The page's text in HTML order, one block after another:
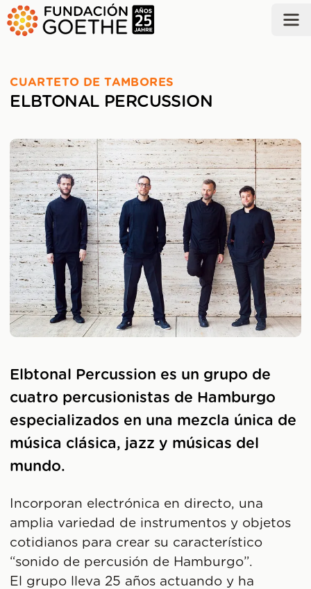
SALTAR AL CONTENIDO PRINCIPAL
CUARTETO DE TAMBORES
ELBTONAL PERCUSSION
Elbtonal Percussion es un grupo de
cuatro percusionistas de Hamburgo
especializados en una mezcla única de
música clásica, jazz y músicas del
mundo.
Incorporan electrónica en directo, una
amplia variedad de instrumentos y objetos
cotidianos para crear su característico
“sonido de percusión de Hamburgo”.
El grupo lleva 25 años actuando y ha